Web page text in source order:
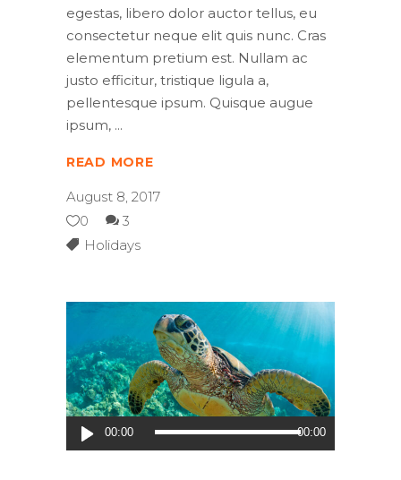
egestas, libero dolor auctor tellus, eu
consectetur neque elit quis nunc. Cras
elementum pretium est. Nullam ac
justo efficitur, tristique ligula a,
pellentesque ipsum. Quisque augue
ipsum,
READ MORE
August 8, 2017
0
3
Holidays
Audio
Player
00:00 00:00